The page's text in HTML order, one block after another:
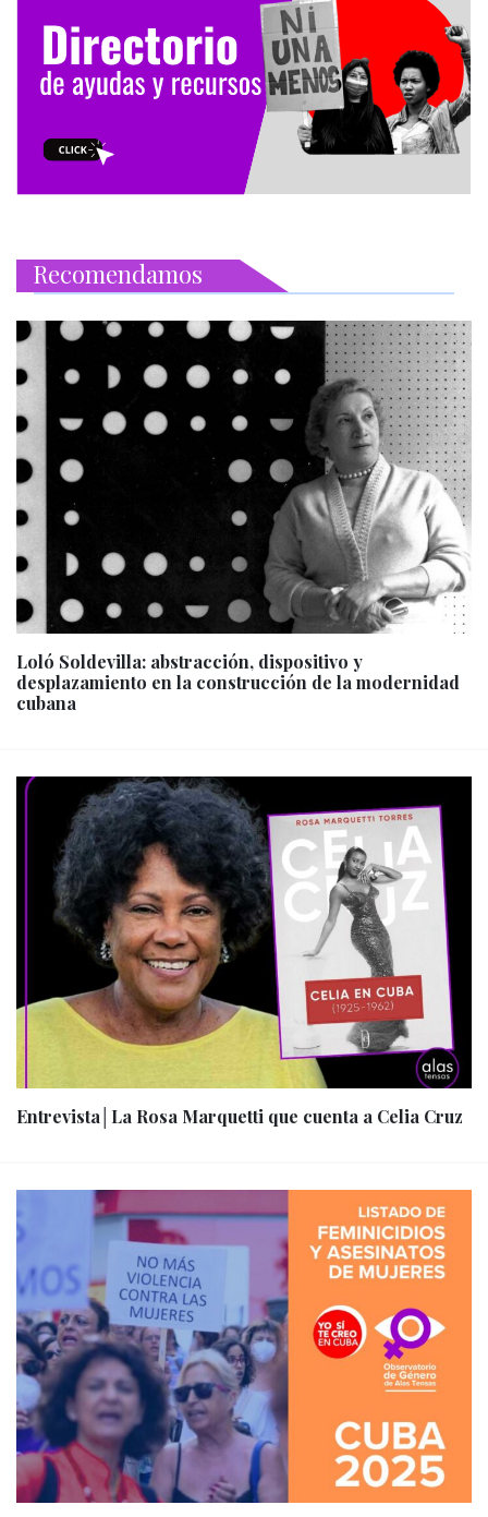
Recomendamos
Loló Soldevilla: abstracción, dispositivo y
desplazamiento en la construcción de la modernidad
cubana
Entrevista│La Rosa Marquetti que cuenta a Celia Cruz